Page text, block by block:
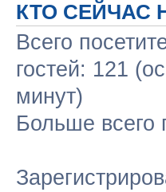
КТО СЕЙЧАС
Всего
гостей: 121
минут)
Больше всего